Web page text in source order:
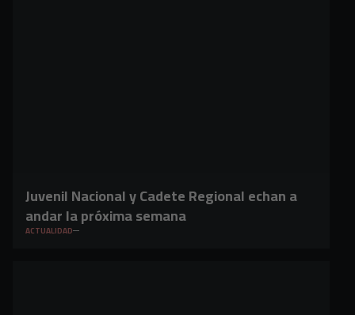
Juvenil Nacional y Cadete Regional echan a
andar la próxima semana
ACTUALIDAD